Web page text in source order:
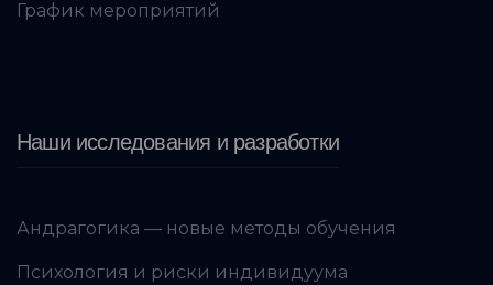
График мероприятий
Наши исследования и разработки
Андрагогика — новые методы обучения
Психология и риски индивидуума